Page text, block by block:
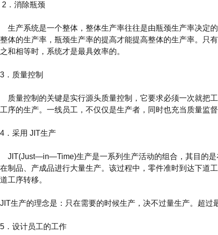
2．消除瓶颈
生产系统是一个整体，整体生产率往往是由瓶颈生产率决定
整体的生产率，瓶颈生产率的提高才能提高整体的生产率。只
之和相等时，系统才是最具效率的。
3．质量控制
质量控制的关键是实行源头质量控制，它要求必须一次就把
工序的生产。一线员工，不仅仅是生产者，同时也充当质量监
4．采用 JIT生产
JIT(Just—in—Time)生产是一系列生产活动的组合，其目的是
在制品、产成品进行大量生产。该过程中，零件准时到达下道
道工序转移。
JIT生产的理念是：只在需要的时候生产，决不过量生产。超过
5．设计员工的工作